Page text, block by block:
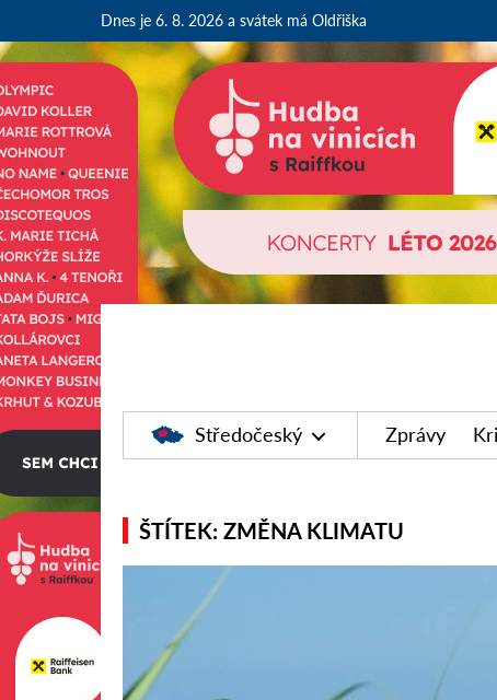
Dnes je 6. 8. 2026 a svátek má Oldřiška
Středočeský Zprávy
ŠTÍTEK: ZMĚNA KLIMATU